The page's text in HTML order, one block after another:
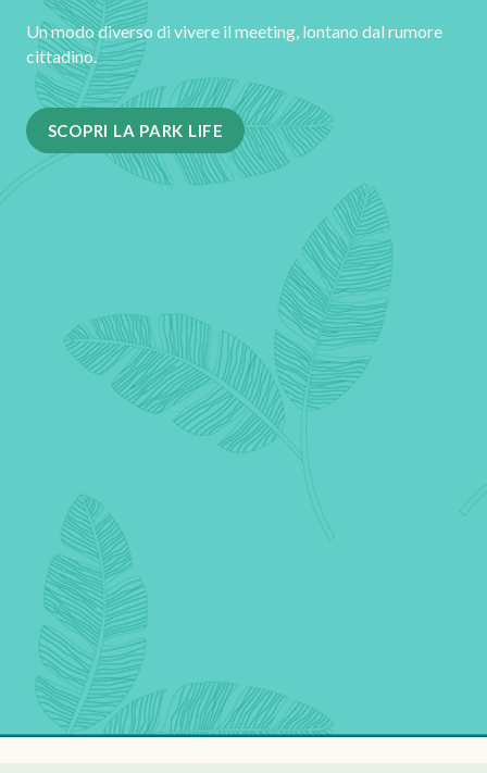
Un modo diverso di vivere il meeting, lontano dal rumore
cittadino.
SCOPRI LA PARK LIFE